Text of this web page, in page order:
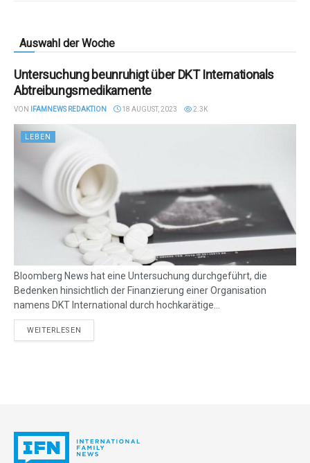
Auswahl der Woche
Untersuchung beunruhigt über DKT Internationals
Abtreibungsmedikamente
VON IFAMNEWS REDAKTION 18 AUGUST, 2023 2.3K
LEBEN
Bloomberg News hat eine Untersuchung durchgeführt, die
Bedenken hinsichtlich der Finanzierung einer Organisation
namens DKT International durch hochkarätige...
WEITERLESEN